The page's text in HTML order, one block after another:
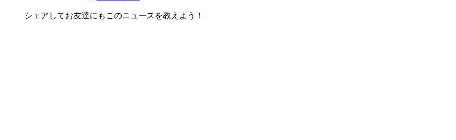
シェアしてお友達にもこのニュースを教えよう！